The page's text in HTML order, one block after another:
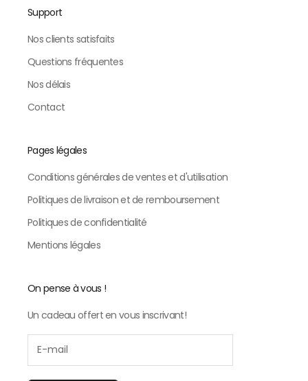
Support
Nos clients satisfaits
Questions fréquentes
Nos délais
Contact
Pages légales
Conditions générales de ventes et d'utilisation
Politiques de livraison et de remboursement
Politiques de confidentialité
Mentions légales
On pense à vous !
Un cadeau offert en vous inscrivant!